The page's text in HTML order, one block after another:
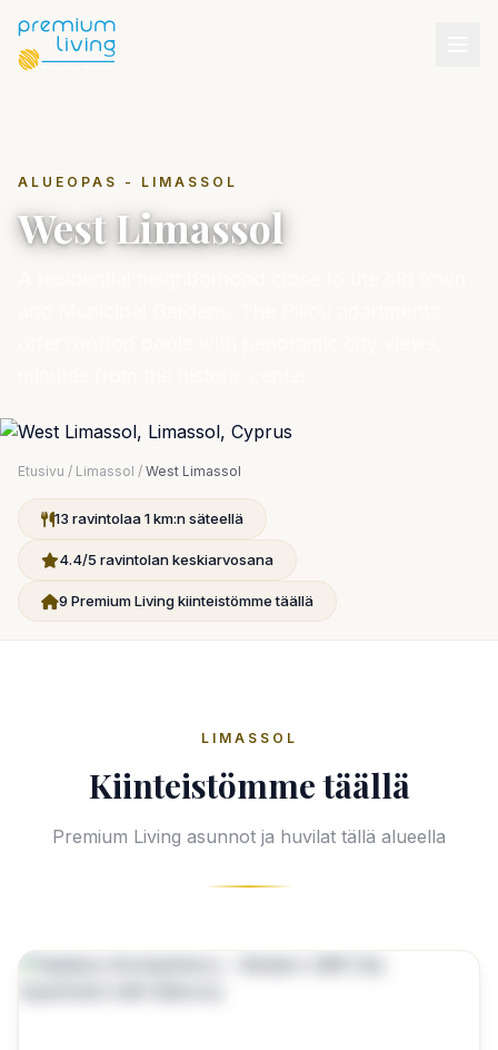
ALUEOPAS - LIMASSOL
West Limassol
Etusivu / Limassol / West Limassol
13 ravintolaa 1 km:n säteellä
4.4/5 ravintolan keskiarvosana
9 Premium Living kiinteistömme täällä
LIMASSOL
Kiinteistömme täällä
Premium Living asunnot ja huvilat tällä alueella